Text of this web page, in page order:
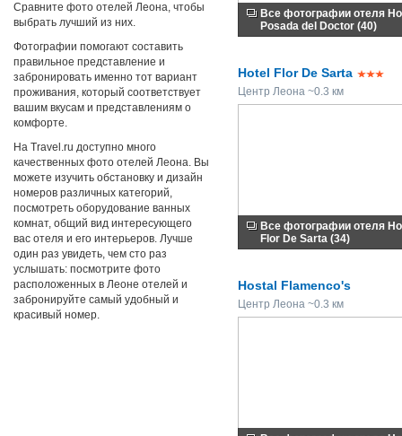
Сравните фото отелей Леона, чтобы
выбрать лучший из них.
Фотографии помогают составить
правильное представление и
забронировать именно тот вариант
проживания, который соответствует
вашим вкусам и представлениям о
комфорте.
На Travel.ru доступно много
качественных фото отелей Леона. Вы
можете изучить обстановку и дизайн
номеров различных категорий,
посмотреть оборудование ванных
комнат, общий вид интересующего
вас отеля и его интерьеров. Лучше
один раз увидеть, чем сто раз
услышать: посмотрите фото
расположенных в Леоне отелей и
забронируйте самый удобный и
красивый номер.
Все фотографии отеля
Posada del Doctor (40)
Hotel Flor De Sarta
Центр Леона ~0.3 км
Все фотографии отеля
Flor De Sarta (34)
Hostal Flamenco's
Центр Леона ~0.3 км